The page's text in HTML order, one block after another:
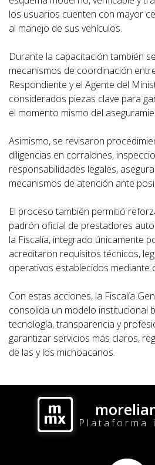
los usuarios cuenten con mayor
al manejo de sus vehículos.
Durante la capacitación también
mecanismos de coordinación
Respondiente y el Agente del
considerados piezas clave para
el momento mismo del
Asimismo, se revisaron
diligencias en corralones,
responsabilidades legales,
mecanismos de atención ante
El proceso también permitió
padrón oficial de prestadores
la Fiscalía, integrado únicamente
acreditaron requisitos técnicos,
operativos establecidos mediante
Con estas acciones, la Fiscalía
consolida un modelo institucional
tecnología, transparencia y
garantizar servicios más claros,
de las y los michoacanos.
Plataforma